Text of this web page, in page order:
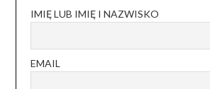
IMIĘ LUB IMIĘ I NAZWISKO
EMAIL